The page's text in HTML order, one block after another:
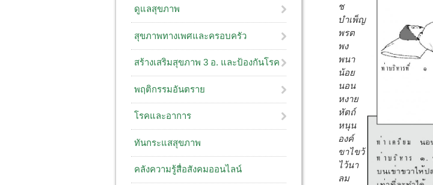
ช
บำเพ็ญ
พรต
พง
พนา
น้อย
นอน
หงาย
หัตถ์
หนุน
องค์
ขาไขว้
ไว้นา
ลม
ดูแลสุขภาพ
สุขภาพทางเพศและครอบครัว
สร้างเสริมสุขภาพ 3 อ. ​และป้องกันโรค
พฤติกรรมอันตราย
โรคและอาการ
ทันกระแสสุขภาพ
คลังความรู้สื่อสังคมออนไลน์